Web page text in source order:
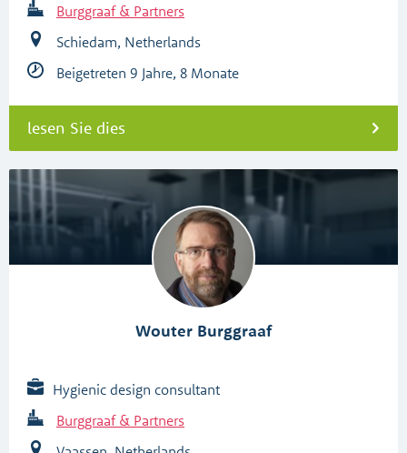
Burggraaf & Partners
Schiedam, Netherlands
Beigetreten 9 Jahre, 8 Monate
lesen Sie dies
Wouter Burggraaf
Hygienic design consultant
Burggraaf & Partners